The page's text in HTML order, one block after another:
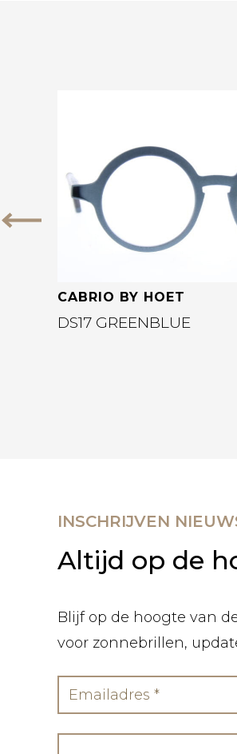
Vorige
CABRIO BY HOET
DS17 GREENBLUE
INSCHRIJVEN
Altijd op de
Blijf op de hoogte van
voor zonnebrillen,